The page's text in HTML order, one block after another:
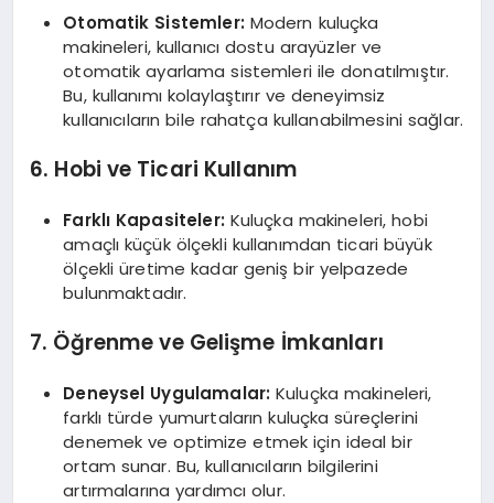
Otomatik Sistemler: Modern kuluçka
makineleri, kullanıcı dostu arayüzler ve
otomatik ayarlama sistemleri ile donatılmıştır.
Bu, kullanımı kolaylaştırır ve deneyimsiz
kullanıcıların bile rahatça kullanabilmesini sağlar.
6. Hobi ve Ticari Kullanım
Farklı Kapasiteler: Kuluçka makineleri, hobi
amaçlı küçük ölçekli kullanımdan ticari büyük
ölçekli üretime kadar geniş bir yelpazede
bulunmaktadır.
7. Öğrenme ve Gelişme İmkanları
Deneysel Uygulamalar: Kuluçka makineleri,
farklı türde yumurtaların kuluçka süreçlerini
denemek ve optimize etmek için ideal bir
ortam sunar. Bu, kullanıcıların bilgilerini
artırmalarına yardımcı olur.